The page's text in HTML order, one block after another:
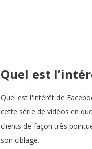
Quel est
Quel est l'intérêt de
cette série de vidéos en
clients de façon très
son ciblage.